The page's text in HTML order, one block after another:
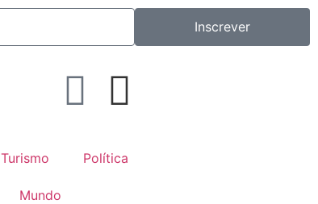
Inscrever
Turismo Política
Mundo